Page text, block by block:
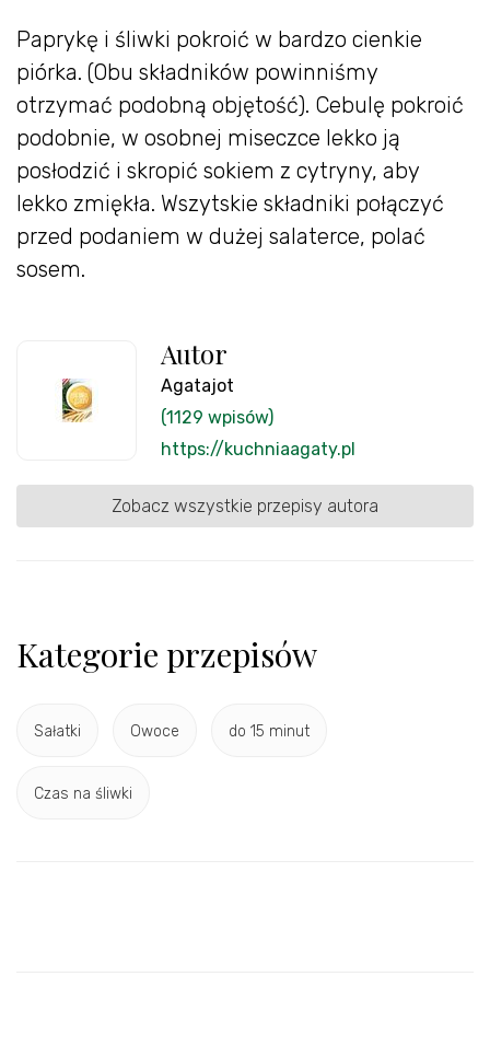
Paprykę i śliwki pokroić w bardzo cienkie
piórka. (Obu składników powinniśmy
otrzymać podobną objętość). Cebulę pokroić
podobnie, w osobnej miseczce lekko ją
posłodzić i skropić sokiem z cytryny, aby
lekko zmiękła. Wszytskie składniki połączyć
przed podaniem w dużej salaterce, polać
sosem.
Autor
Agatajot
(1129 wpisów)
https://kuchniaagaty.pl
Zobacz wszystkie przepisy autora
Kategorie przepisów
Sałatki Owoce do 15 minut
Czas na śliwki